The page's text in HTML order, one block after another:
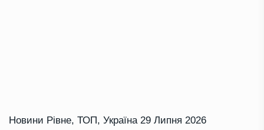
Новини Рівне, ТОП, Україна 29 Липня 2026